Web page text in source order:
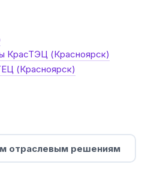
КрасТЭЦ (Красноярск)
(Красноярск)
отраслевым решениям